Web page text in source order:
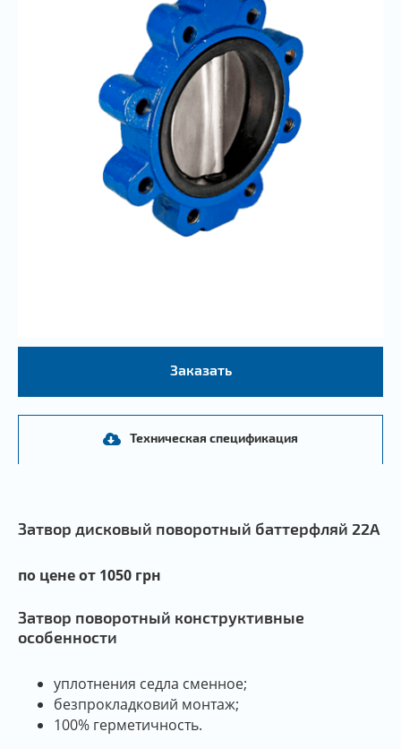
Заказать
Техническая спецификация
Затвор дисковый поворотный баттерфляй 22А
по цене от 1050 грн
Затвор поворотный конструктивные
особенности
уплотнения седла сменное;
безпрокладковий монтаж;
100% герметичность.